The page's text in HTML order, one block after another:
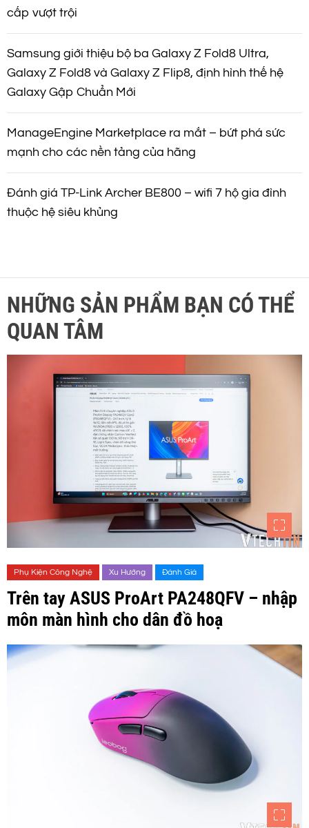
cấp vượt trội
Samsung giới thiệu bộ ba Galaxy Z Fold8 Ultra,
Galaxy Z Fold8 và Galaxy Z Flip8, định hình thế hệ
Galaxy Gập Chuẩn Mới
ManageEngine Marketplace ra mắt – bứt phá sức
mạnh cho các nền tảng của hãng
Đánh giá TP-Link Archer BE800 – wifi 7 hộ gia đình
thuộc hệ siêu khủng
NHỮNG SẢN PHẨM BẠN CÓ THỂ
QUAN TÂM
Phụ Kiện Công Nghệ Xu Hướng Đánh Giá
Trên tay ASUS ProArt PA248QFV – nhập
môn màn hình cho dân đồ hoạ